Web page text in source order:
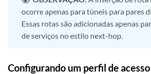
ocorre apenas para túneis para pares
Essas rotas são adicionadas apenas
de serviços no estilo next-hop.
Configurando um perfil de